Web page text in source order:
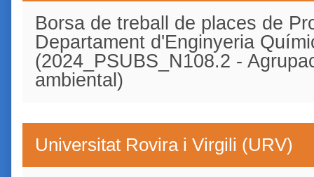
Borsa de treball de places de
Departament d'Enginyeria
(2024_PSUBS_N108.2 -
ambiental)
Universitat Rovira i Virgili (URV)